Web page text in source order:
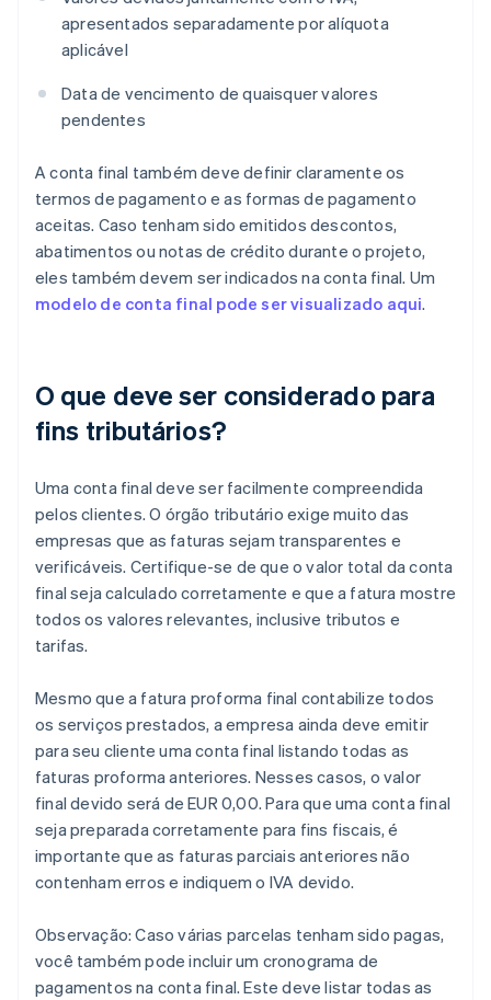
apresentados separadamente por alíquota
aplicável
Data de vencimento de quaisquer valores
pendentes
A conta final também deve definir claramente os
termos de pagamento e as formas de pagamento
aceitas. Caso tenham sido emitidos descontos,
abatimentos ou notas de crédito durante o projeto,
eles também devem ser indicados na conta final. Um
modelo de conta final pode ser visualizado aqui.
O que deve ser considerado para
fins tributários?
Uma conta final deve ser facilmente compreendida
pelos clientes. O órgão tributário exige muito das
empresas que as faturas sejam transparentes e
verificáveis. Certifique-se de que o valor total da conta
final seja calculado corretamente e que a fatura mostre
todos os valores relevantes, inclusive tributos e
tarifas.
Mesmo que a fatura proforma final contabilize todos
os serviços prestados, a empresa ainda deve emitir
para seu cliente uma conta final listando todas as
faturas proforma anteriores. Nesses casos, o valor
final devido será de EUR 0,00. Para que uma conta final
seja preparada corretamente para fins fiscais, é
importante que as faturas parciais anteriores não
contenham erros e indiquem o IVA devido.
Observação: Caso várias parcelas tenham sido pagas,
você também pode incluir um cronograma de
pagamentos na conta final. Este deve listar todas as